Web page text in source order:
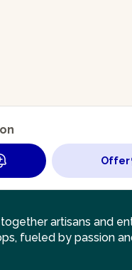
Offer
artisans and
fueled by passion